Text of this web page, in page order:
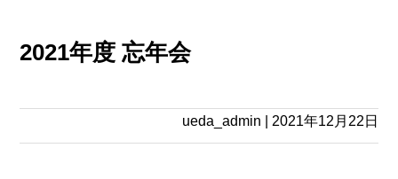
2021年度 忘年会
ueda_admin 2021年12月22日